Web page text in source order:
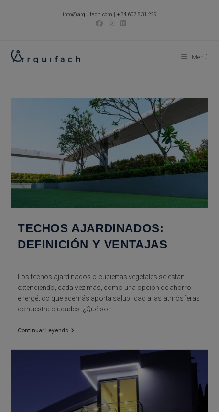
info@arquifach.com | +34 607 831 229
Menú
TECHOS AJARDINADOS:
DEFINICIÓN Y VENTAJAS
Los techos ajardinados o cubiertas vegetales se están
extendiendo, cada vez más, como una opción de ahorro
energético que además aporta salubridad a las atmósferas
de nuestra ciudades. ¿Qué son…
Continuar LeyendoTechos